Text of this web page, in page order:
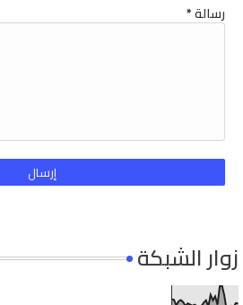
رسالة*
زوار الشبكة